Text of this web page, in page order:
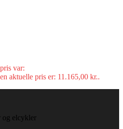
var:
aktuelle pris er: 11.165,00 kr..
og elcykler